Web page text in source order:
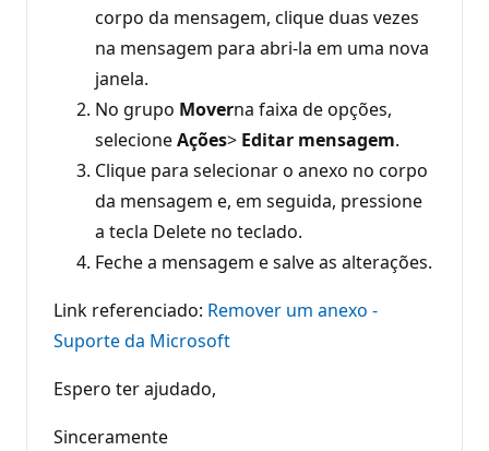
corpo da mensagem, clique duas vezes
na mensagem para abri-la em uma nova
janela.
No grupo Moverna faixa de opções,
selecioneAções> Editar mensagem.
Clique para selecionar o anexo no corpo
da mensagem e, em seguida, pressione
a tecla Delete no teclado.
Feche a mensagem e salve as alterações.
Link referenciado: Remover um anexo -
Suporte da Microsoft
Espero ter ajudado,
Sinceramente